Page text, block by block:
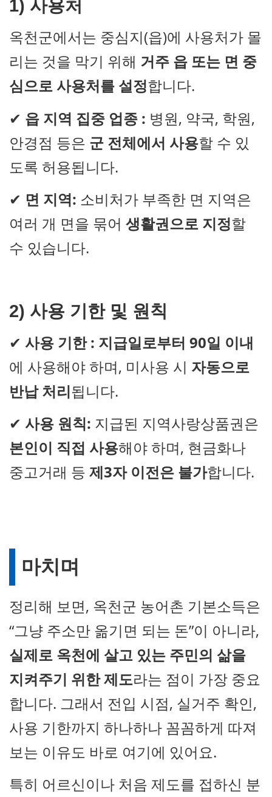
1) 사용처
옥천군에서는 중심지(읍)에 사용처가 몰
리는 것을 막기 위해 거주 읍 또는 면 중
심으로 사용처를 설정합니다.
✔ 읍 지역 집중 업종 : 병원, 약국, 학원,
안경점 등은 군 전체에서 사용할 수 있
도록 허용됩니다.
✔ 면 지역: 소비처가 부족한 면 지역은
여러 개 면을 묶어 생활권으로 지정할
수 있습니다.
2) 사용 기한 및 원칙
✔ 사용 기한 : 지급일로부터 90일 이내
에 사용해야 하며, 미사용 시 자동으로
반납 처리됩니다.
✔ 사용 원칙: 지급된 지역사랑상품권은
본인이 직접 사용해야 하며, 현금화나
중고거래 등 제3자 이전은 불가합니다.
마치며
정리해 보면, 옥천군 농어촌 기본소득은
“그냥 주소만 옮기면 되는 돈”이 아니라,
실제로 옥천에 살고 있는 주민의 삶을
지켜주기 위한 제도라는 점이 가장 중요
합니다. 그래서 전입 시점, 실거주 확인,
사용 기한까지 하나하나 꼼꼼하게 따져
보는 이유도 바로 여기에 있어요.
특히 어르신이나 처음 제도를 접하신 분